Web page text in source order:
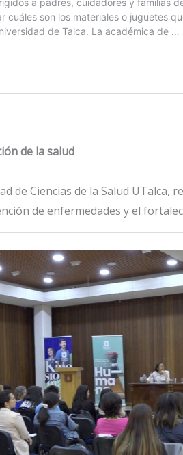
de la salud
de Ciencias de la Salud
de enfermedades y el